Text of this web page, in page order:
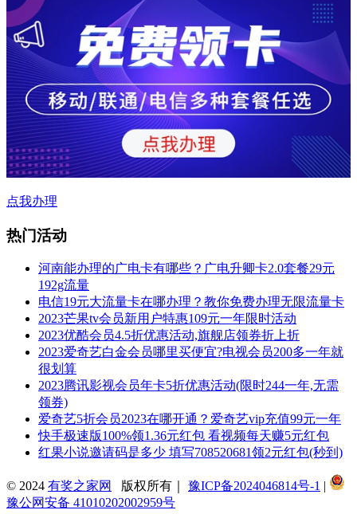
点我办理
热门活动
河南能办理的广电卡有哪些？广电升卿卡2.0套餐29元
192g流量
电信19元大流量卡在哪办理？教你免费办理无限流量卡
2023芒果tv会员新用户特惠109元一年限时活动
2023优酷会员4.5折优惠活动,旗舰店领券折上折
2023爱奇艺白金会员哪里买便宜?电视会员200多一年就
很划算
2023腾讯影视会员年卡5折优惠活动(限时244一年,无需
领券)
爱奇艺5折会员2023在哪开通？爱奇艺vip充值99元一年
快手极速版100%领1.36元红包 看视频每天赚5元红包
红果小说邀请码是多少 填写708520681领2元红包(秒到)
© 2024 有奖之家网 版权所有｜ 豫ICP备2024046814号-1 |
豫公网安备 41010202002959号